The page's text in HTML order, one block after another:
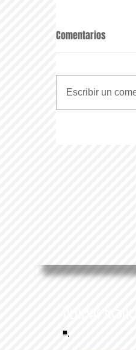
Comentarios
Escribir un